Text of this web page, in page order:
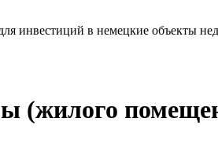
инвестиций в немецкие объекты
(жилого